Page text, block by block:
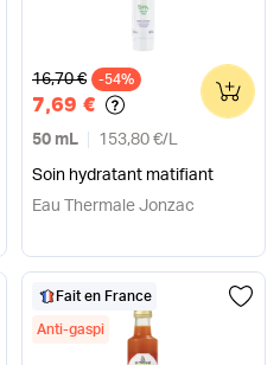
Ancien prix
16,70 € -54%
7,69 €
50 mL 153,80 €/ L
Soin hydratant matifiant
0
Eau Thermale Jonzac
Fait en France
Anti-gaspi